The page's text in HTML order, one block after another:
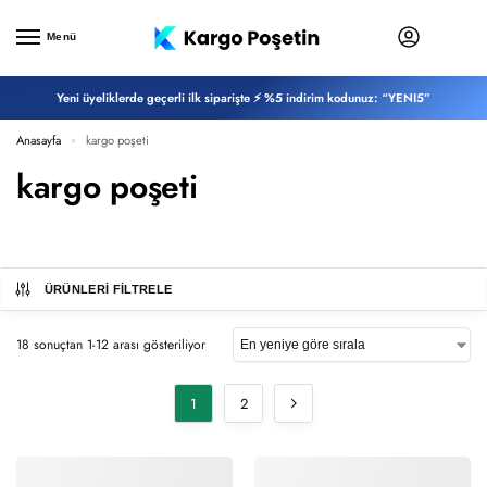
Menü
Yeni üyeliklerde geçerli ilk siparişte ⚡ %5 indirim kodunuz: “YENI5”
Anasayfa » kargo poşeti
kargo poşeti
ÜRÜNLERI FILTRELE
18 sonuçtan 1-12 arası gösteriliyor
1 2